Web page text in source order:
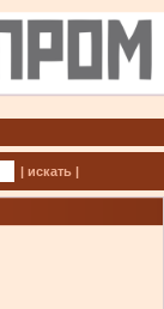
| искать |